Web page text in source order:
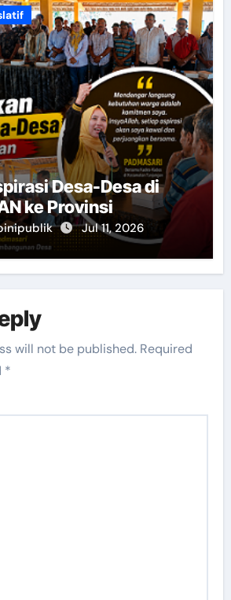
Desa-Desa di
ke Provinsi
Jul 11, 2026
will not be published. Required
*